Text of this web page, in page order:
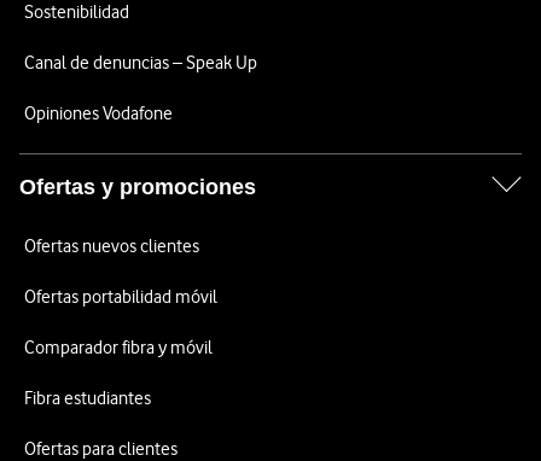
Sostenibilidad
Canal de denuncias – Speak Up
Opiniones Vodafone
Ofertas y promociones
Ofertas nuevos clientes
Ofertas portabilidad móvil
Comparador fibra y móvil
Fibra estudiantes
Ofertas para clientes